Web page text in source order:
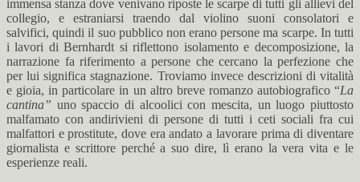
immensa stanza dove venivano riposte le scarpe di tutti gli allievi del
collegio, e estraniarsi traendo dal violino suoni consolatori e
salvifici, quindi il suo pubblico non erano persone ma scarpe. In tutti
i lavori di Bernhardt si riflettono isolamento e decomposizione, la
narrazione fa riferimento a persone che cercano la perfezione che
per lui significa stagnazione. Troviamo invece descrizioni di vitalità
e gioia, in particolare in un altro breve romanzo autobiografico “La
cantina” uno spaccio di alcoolici con mescita, un luogo piuttosto
malfamato con andirivieni di persone di tutti i ceti sociali fra cui
malfattori e prostitute, dove era andato a lavorare prima di diventare
giornalista e scrittore perché a suo dire, lì erano la vera vita e le
esperienze reali.